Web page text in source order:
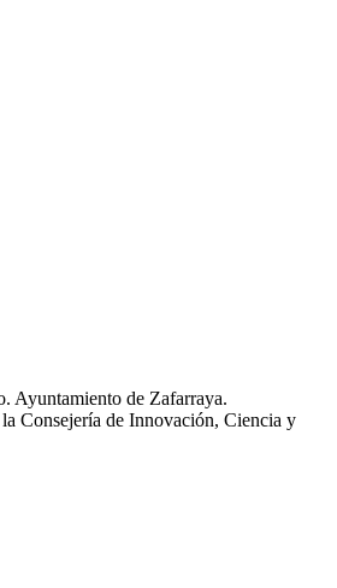
Ayuntamiento de Zafarraya.
Consejería de Innovación, Ciencia y